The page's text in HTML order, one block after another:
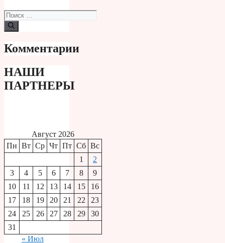
Поиск:
Комментарии
НАШИ
ПАРТНЕРЫ
Август 2026
Пн Вт Ср Чт Пт Сб Вс
1
2
3
4 5 6 7 8
9
10
11 12 13 14 15
16
17
18 19 20 21 22
23
24
25 26 27 28 29
30
31
« Июл